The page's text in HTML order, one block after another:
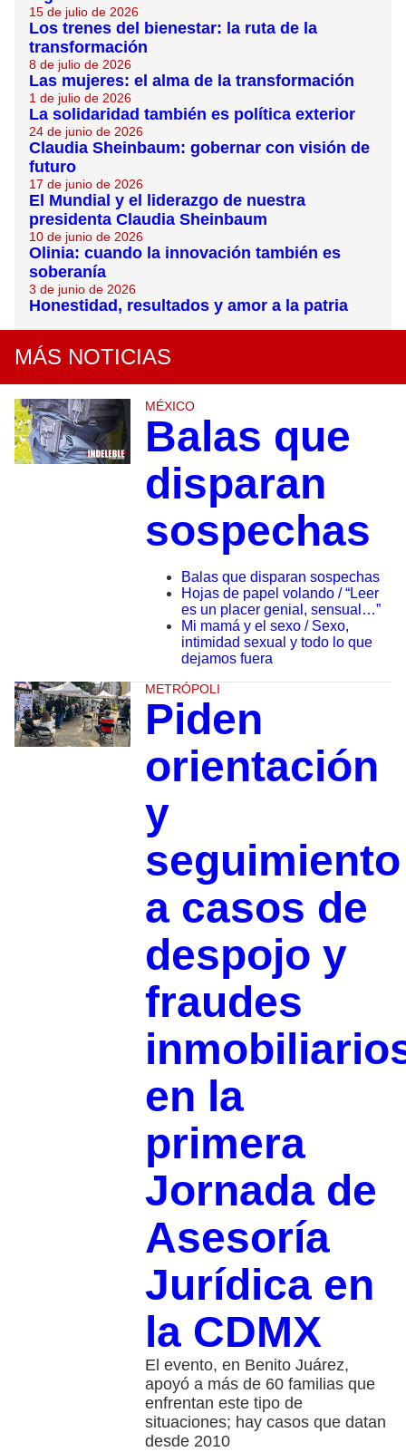
15 de julio de 2026
Los trenes del bienestar: la ruta de la
transformación
8 de julio de 2026
Las mujeres: el alma de la transformación
1 de julio de 2026
La solidaridad también es política exterior
24 de junio de 2026
Claudia Sheinbaum: gobernar con visión de
futuro
17 de junio de 2026
El Mundial y el liderazgo de nuestra
presidenta Claudia Sheinbaum
10 de junio de 2026
Olinia: cuando la innovación también es
soberanía
3 de junio de 2026
Honestidad, resultados y amor a la patria
MÁS NOTICIAS
MÉXICO
Balas que
disparan
sospechas
Balas que disparan sospechas
Hojas de papel volando / “Leer
es un placer genial, sensual…”
Mi mamá y el sexo / Sexo,
intimidad sexual y todo lo que
dejamos fuera
METRÓPOLI
Piden
orientación
y
seguimiento
a casos de
despojo y
fraudes
en la
primera
Jornada de
Asesoría
Jurídica en
la CDMX
El evento, en Benito Juárez,
apoyó a más de 60 familias que
enfrentan este tipo de
situaciones; hay casos que datan
desde 2010